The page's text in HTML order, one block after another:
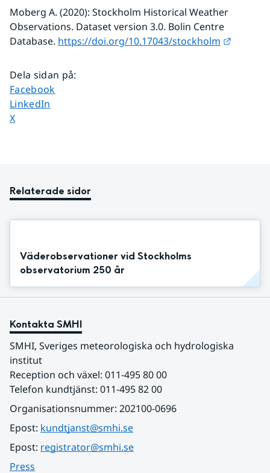
Moberg A. (2020): Stockholm Historical Weather
Observations. Dataset version 3.0. Bolin Centre
Database. https://doi.org/10.17043/stockholm
Dela sidan på:
Dela sidan på
Facebook
Dela sidan på
LinkedIn
Dela sidan på
X
Relaterade sidor
Väderobservationer vid Stockholms
observatorium 250 år
Kontakta SMHI
SMHI, Sveriges meteorologiska och hydrologiska
institut
Reception och växel: 011-495 80 00
Telefon kundtjänst: 011-495 82 00
Organisationsnummer: 202100-0696
Epost: kundtjanst@smhi.se
Epost: registrator@smhi.se
Press